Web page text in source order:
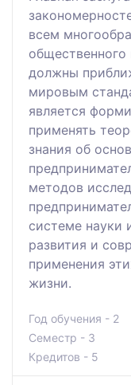
всем
должны
мировым
является
применять
знания об
методов
системе науки
развития и
применения
жизни.
Год обучения - 2
Семестр - 3
Кредитов - 5